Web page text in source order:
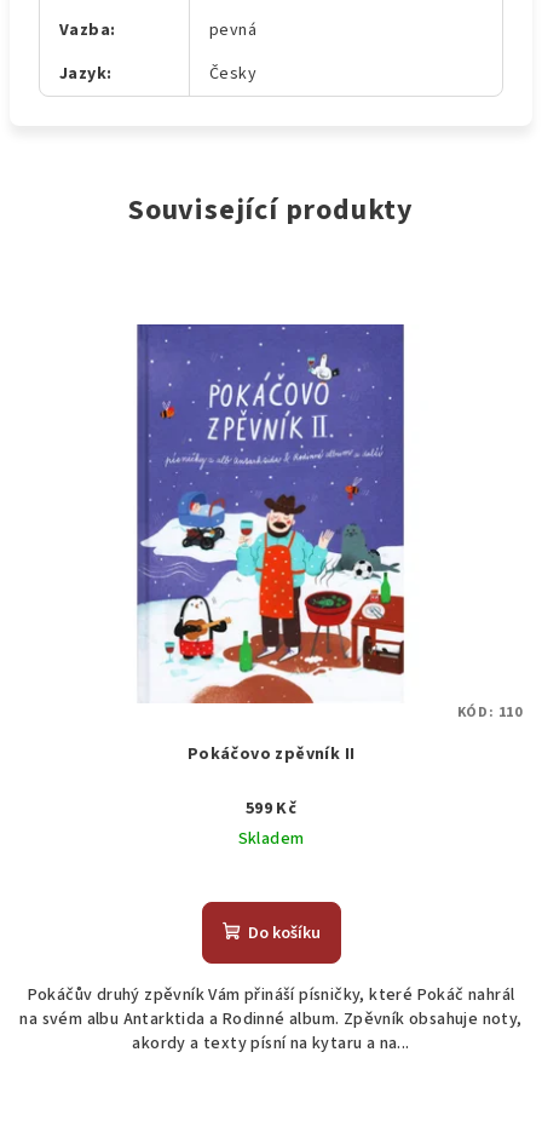
Vazba:
pevná
Jazyk: Česky
Související produkty
Pokáčovo zpěvník II
599 Kč
Skladem
Do košíku
Pokáčův druhý zpěvník Vám přináší písničky, které Pokáč nahrál
na svém albu Antarktida a Rodinné album. Zpěvník obsahuje noty,
akordy a texty písní na kytaru a na...
KÓD: 110